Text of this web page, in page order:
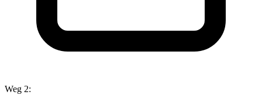
Weg 2: